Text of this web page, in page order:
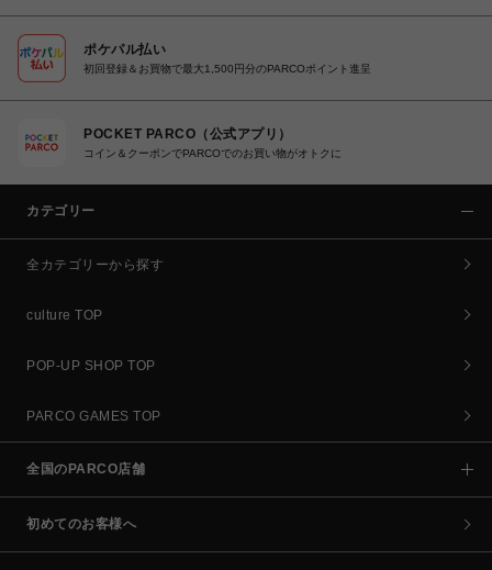
ポケパル払い
初回登録＆お買物で最大1,500円分のPARCOポイント進呈
POCKET PARCO（公式アプリ）
コイン＆クーポンでPARCOでのお買い物がオトクに
カテゴリー
全カテゴリーから探す
culture TOP
POP-UP SHOP TOP
PARCO GAMES TOP
全国のPARCO店舗
初めてのお客様へ